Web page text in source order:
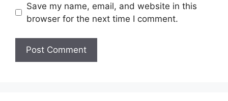
Save my name, email, and website in this
browser for the next time I comment.